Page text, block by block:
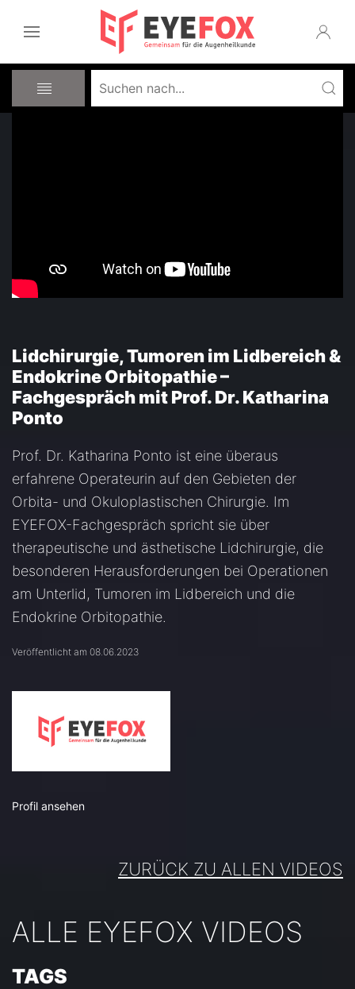
Lidchirurgie, Tumoren im Lidbereich &
Endokrine Orbitopathie –
Fachgespräch mit Prof. Dr. Katharina
Ponto
Prof. Dr. Katharina Ponto ist eine überaus
erfahrene Operateurin auf den Gebieten der
Orbita- und Okuloplastischen Chirurgie. Im
EYEFOX-Fachgespräch spricht sie über
therapeutische und ästhetische Lidchirurgie, die
besonderen Herausforderungen bei Operationen
am Unterlid, Tumoren im Lidbereich und die
Endokrine Orbitopathie.
Veröffentlicht am 08.06.2023
Profil ansehen
ZURÜCK ZU ALLEN VIDEOS
ALLE EYEFOX VIDEOS
TAGS